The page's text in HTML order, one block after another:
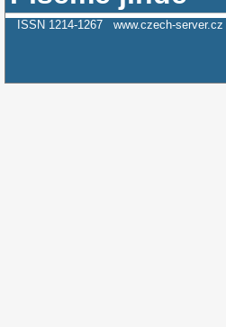
ISSN 1214-1267 www.czech-server.cz